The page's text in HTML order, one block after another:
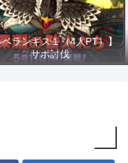
ベランギス１（4人PT）】
サポ討伐